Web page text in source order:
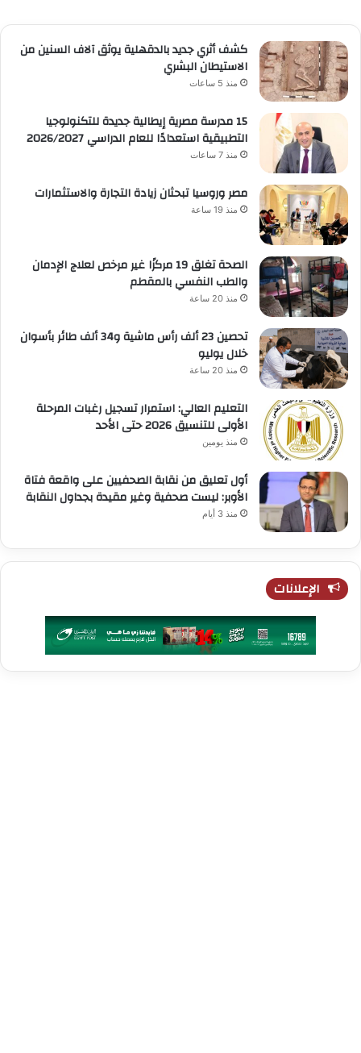
كشف أثري جديد بالدقهلية يوثق آلاف السنين من
الاستيطان البشري
منذ 5 ساعات
15 مدرسة مصرية إيطالية جديدة للتكنولوجيا
التطبيقية استعدادًا للعام الدراسي 2026/2027
منذ 7 ساعات
مصر وروسيا تبحثان زيادة التجارة والاستثمارات
منذ 19 ساعة
الصحة تغلق 19 مركزًا غير مرخص لعلاج الإدمان
والطب النفسي بالمقطم
منذ 20 ساعة
تحصين 23 ألف رأس ماشية و34 ألف طائر بأسوان
خلال يوليو
منذ 20 ساعة
التعليم العالي: استمرار تسجيل رغبات المرحلة
الأولى للتنسيق 2026 حتى الأحد
منذ يومين
أول تعليق من نقابة الصحفيين على واقعة فتاة
الأوبر: ليست صحفية وغير مقيدة بجداول النقابة
منذ 3 أيام
الإعلانات